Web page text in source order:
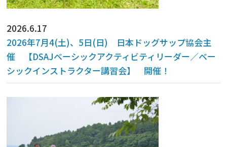
2026.6.17
2026年7月4(土)、5日(日) 日本ドッグサップ協会主
催 【DSAJベーシックアクティビティリーダー／ベー
シックインストラクター講習会】 開催！